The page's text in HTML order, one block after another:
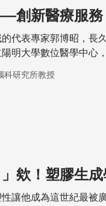
創新醫療服務
代表專家郭博昭，長
明大學數位醫學中心
科研究所教授
」欸！塑膠生成
讓他成為這世紀最被